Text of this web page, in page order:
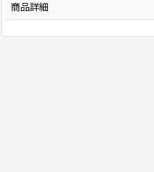
商品詳細
登録年